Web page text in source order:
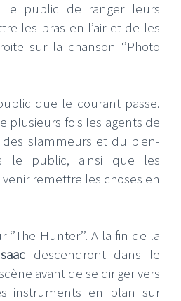
le public de ranger leurs
les bras en l’air et de les
sur la chanson ‘’Photo
que le courant passe.
plusieurs fois les agents de
des slammeurs et du bien-
le public, ainsi que les
remettre les choses en
Hunter’’. A la fin de la
descendront dans le
avant de se diriger vers
instruments en plan sur